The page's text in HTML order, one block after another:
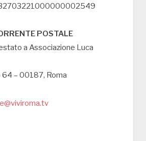
POSTALE
a Associazione Luca
64 – 00187, Roma